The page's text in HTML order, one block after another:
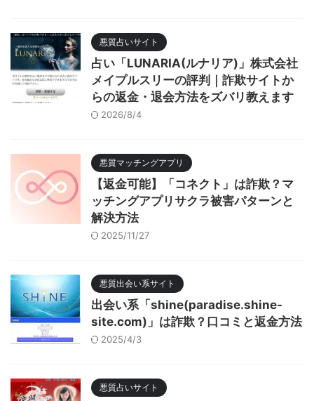
悪質占いサイト
占い「LUNARIA(ルナリア)」株式会社
メイプルスリーの評判｜詐欺サイトか
らの返金・退会方法をズバリ教えます
2026/8/4
悪質マッチングアプリ
【返金可能】「コネクト」は詐欺？マ
ッチングアプリサクラ被害パターンと
解決方法
2025/11/27
悪質出会い系サイト
出会い系「shine(paradise.shine-
site.com)」は詐欺？口コミと返金方法
2025/4/3
悪質占いサイト